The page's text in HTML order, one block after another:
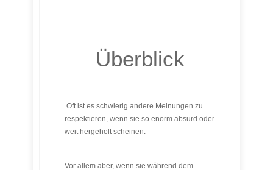
Überblick
Oft ist es schwierig andere Meinungen zu
respektieren, wenn sie so enorm absurd oder
weit hergeholt scheinen.
Vor allem aber, wenn sie während dem